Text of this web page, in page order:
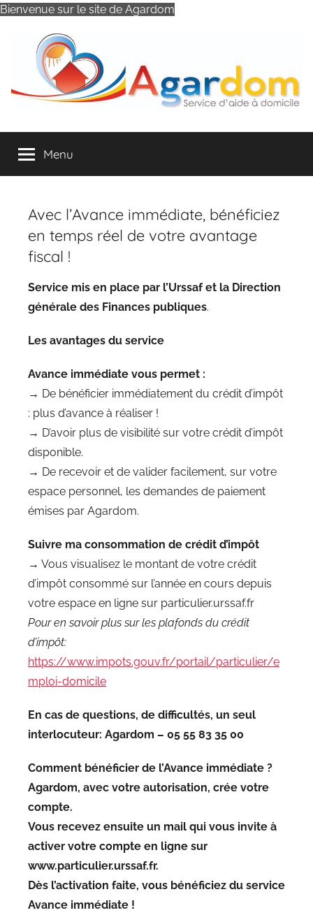
Bienvenue sur le site de Agardom
contenu
AGARDOM
Domicile
Environs
Menu
Avec l’Avance immédiate, bénéficiez
en temps réel de votre avantage
fiscal !
Service mis en place par l’Urssaf et la Direction
générale des Finances publiques.
Les avantages du service
Avance immédiate vous permet :
→ De bénéficier immédiatement du crédit d’impôt
: plus d’avance à réaliser !
→ D’avoir plus de visibilité sur votre crédit d’impôt
disponible.
→ De recevoir et de valider facilement, sur votre
espace personnel, les demandes de paiement
émises par Agardom.
Suivre ma consommation de crédit d’impôt
→ Vous visualisez le montant de votre crédit
d’impôt consommé sur l’année en cours depuis
votre espace en ligne sur particulier.urssaf.fr
Pour en savoir plus sur les plafonds du crédit
d’impôt:
https://www.impots.gouv.fr/portail/particulier/e
mploi-domicile
En cas de questions, de difficultés, un seul
interlocuteur: Agardom – 05 55 83 35 00
Comment bénéficier de l’Avance immédiate ?
Agardom, avec votre autorisation, crée votre
compte.
Vous recevez ensuite un mail qui vous invite à
activer votre compte en ligne sur
www.particulier.urssaf.fr.
Dès l’activation faite, vous bénéficiez du service
Avance immédiate !